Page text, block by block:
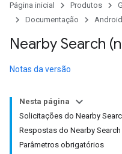
Página inicial Produtos
Documentação
Android
Nearby Search
Notas da versão
Nesta página
Solicitações do Nearby
Respostas do Nearby
Parâmetros obrigatórios